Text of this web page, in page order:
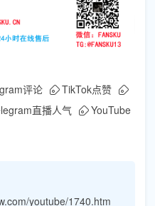
评论
TikTok点赞
直播人气
YouTube
youtube/1740.htm